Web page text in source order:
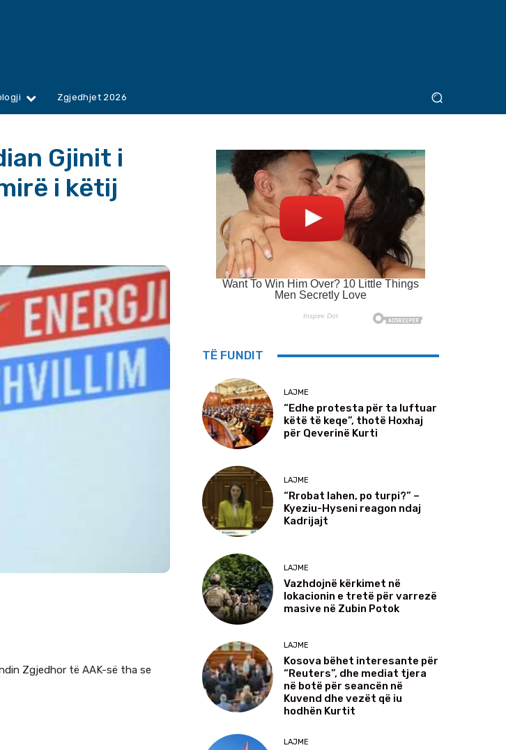
Zgjedhjet 2026
Gjinit i
i këtij
Zgjedhor të AAK-së tha se
TË FUNDIT
LAJME
“Edhe protesta për ta luftuar
këtë të keqe”, thotë Hoxhaj
për Qeverinë Kurti
LAJME
“Rrobat lahen, po turpi?” –
Kyeziu-Hyseni reagon ndaj
Kadrijajt
LAJME
Vazhdojnë kërkimet në
lokacionin e tretë për varrezë
masive në Zubin Potok
LAJME
Kosova bëhet interesante për
“Reuters”, dhe mediat tjera
në botë për seancën në
Kuvend dhe vezët që iu
hodhën Kurtit
LAJME